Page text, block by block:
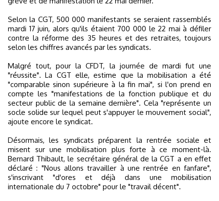
Selon la CGT, 500 000 manifestants se seraient rassemblés
mardi 17 juin, alors qu'ils étaient 700 000 le 22 mai à défiler
contre la réforme des 35 heures et des retraites, toujours
selon les chiffres avancés par les syndicats.
Malgré tout, pour la CFDT, la journée de mardi fut une
"réussite". La CGT elle, estime que la mobilisation a été
"comparable sinon supérieure à la fin mai", si l'on prend en
compte les "manifestations de la fonction publique et du
secteur public de la semaine dernière". Cela "représente un
socle solide sur lequel peut s'appuyer le mouvement social",
ajoute encore le syndicat.
Désormais, les syndicats préparent la rentrée sociale et
misent sur une mobilisation plus forte à ce moment-là.
Bernard Thibault, le secrétaire général de la CGT a en effet
déclaré : "Nous allons travailler à une rentrée en fanfare",
s'inscrivant "d'ores et déjà dans une mobilisation
internationale du 7 octobre" pour le "travail décent".